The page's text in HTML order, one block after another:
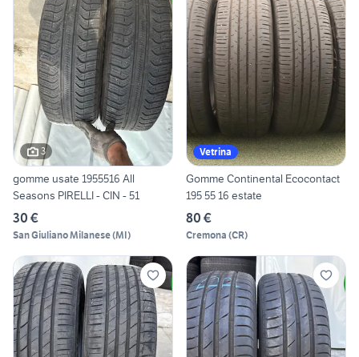
3
gomme usate 1955516 All
Seasons PIRELLI - CIN - 51
30 €
San Giuliano Milanese(MI)
Vetrina
Gomme Continental Ecocontact
195 55 16 estate
80 €
Cremona (CR)